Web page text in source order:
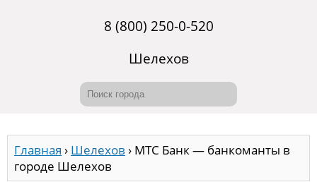
8 (800) 250-0-520
Шелехов
Главная › Шелехов › МТС Банк — банкоманты в
городе Шелехов